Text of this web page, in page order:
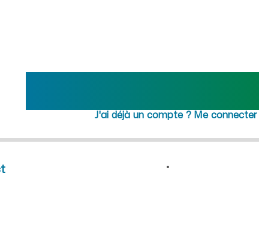
femme de
Rejoindre maideoà
J'ai déjà un compte ? Me connecter